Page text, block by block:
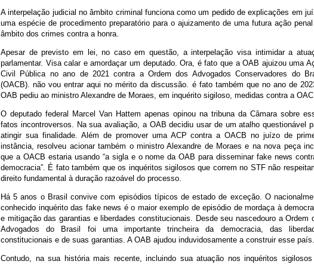
A interpelação judicial no âmbito criminal funciona como um pedido de explicações em
uma espécie de procedimento preparatório para o ajuizamento de uma futura ação
âmbito dos crimes contra a honra.
Apesar de previsto em lei, no caso em questão, a interpelação visa intimidar a
parlamentar. Visa calar e amordaçar um deputado. Ora, é fato que a OAB ajuizou uma
Civil Pública no ano de 2021 contra a Ordem dos Advogados Conservadores do
(OACB). não vou entrar aqui no mérito da discussão. é fato também que no ano de
OAB pediu ao ministro Alexandre de Moraes, em inquérito sigiloso, medidas contra a
O deputado federal Marcel Van Hattem apenas opinou na tribuna da Câmara sobre
fatos incontroversos. Na sua avaliação, a OAB decidiu usar de um atalho questionável
atingir sua finalidade. Além de promover uma ACP contra a OACB no juízo de
instância, resolveu acionar também o ministro Alexandre de Moraes e na nova peça
que a OACB estaria usando “a sigla e o nome da OAB para disseminar fake news
democracia”. É fato também que os inquéritos sigilosos que correm no STF não
direito fundamental à duração razoável do processo.
Há 5 anos o Brasil convive com episódios típicos de estado de exceção. O
conhecido inquérito das fake news é o maior exemplo de episódio de mordaça à
e mitigação das garantias e liberdades constitucionais. Desde seu nascedouro a Ordem
Advogados do Brasil foi uma importante trincheira da democracia, das
constitucionais e de suas garantias. A OAB ajudou induvidosamente a construir esse país.
Contudo, na sua história mais recente, incluindo sua atuação nos inquéritos